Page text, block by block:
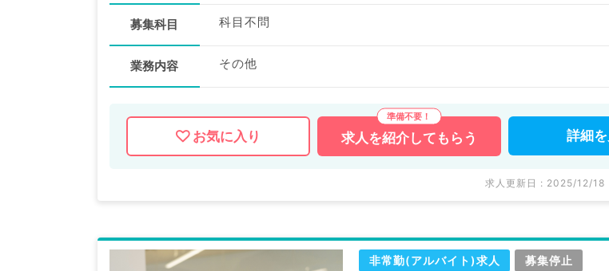
募集科目 科目不問
業務内容 その他
お気に入り 求人を紹介してもらう 詳細を
求人更新日 : 2025/12/18
非常勤(アルバイト)求人 募集停止